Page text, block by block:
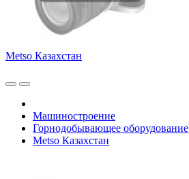
Metso Казахстан
Машиностроение
Горнодобывающее оборудование
Metso Казахстан